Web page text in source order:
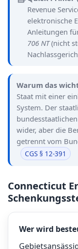
Revenue
elektronische
Anleitungen
706 NT(nicht
Warum das
Staat mit einer
System. Der
wider, aber die
getrennt vom
CGS § 12-391
Connecticut
Wer wird